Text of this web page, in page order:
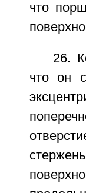
что
26.
что он